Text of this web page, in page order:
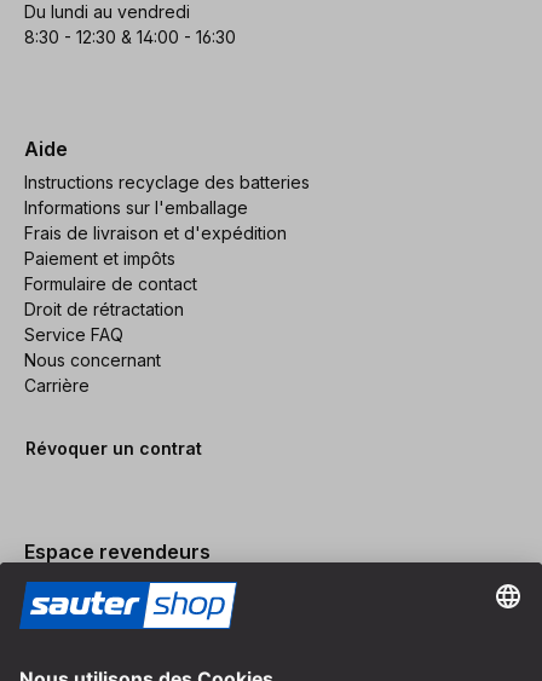
Du lundi au vendredi
8:30 - 12:30 & 14:00 - 16:30
Aide
Instructions recyclage des batteries
Informations sur l'emballage
Frais de livraison et d'expédition
Paiement et impôts
Formulaire de contact
Droit de rétractation
Service FAQ
Nous concernant
Carrière
Révoquer un contrat
Espace revendeurs
Devenir revendeur